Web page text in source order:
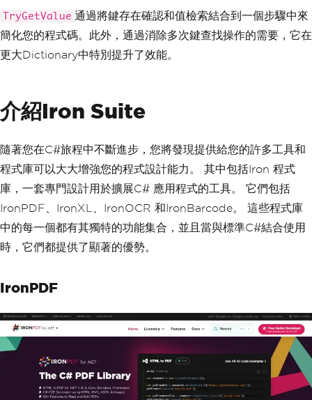
TryGetValue 通過將鍵存在確認和值檢索結合到一個步驟中來
簡化您的程式碼。此外，通過消除多次鍵查找操作的需要，它在
更大Dictionary中特別提升了效能。
介紹Iron Suite
隨著您在C#旅程中不斷進步，您將發現提供給您的許多工具和
程式庫可以大大增強您的程式設計能力。 其中包括Iron 程式
庫，一套專門設計用於擴展C# 應用程式的工具。 它們包括
IronPDF、IronXL、IronOCR 和IronBarcode。 這些程式庫
中的每一個都有其獨特的功能集合，並且當與標準C#結合使用
時，它們都提供了顯著的優勢。
IronPDF